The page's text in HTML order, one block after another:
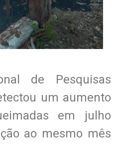
de Pesquisas
um aumento
em julho
ao mesmo mês